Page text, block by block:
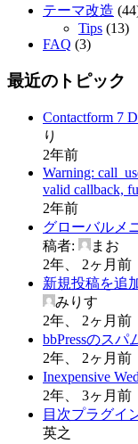
テーマ改造
Tips (13)
FAQ (3)
最近のトピック
Contactform 7
り
2年前
Warning:
valid callback,
2年前
グローバルメ
稿者:
まお
2年、 2ヶ月前
新規投稿を追
みりす
2年、 2ヶ月前
bbPressのスパ
2年、 2ヶ月前
Inexpensive
2年、 3ヶ月前
目次プラグイ
英之